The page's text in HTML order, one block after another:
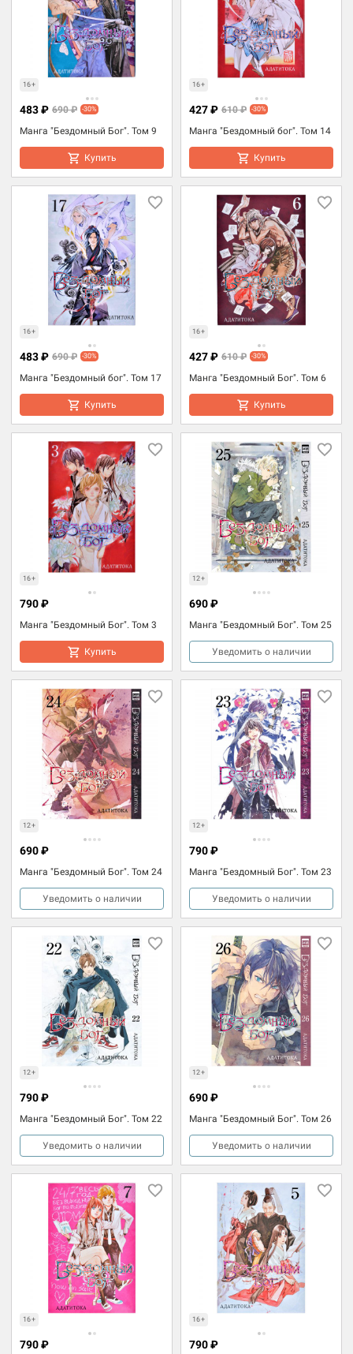
16+
Манга "Бездомный Бог". Том 9
483 ₽ 690 ₽ -30%
Купить
16+
Манга "Бездомный бог". Том 14
427 ₽ 610 ₽ -30%
Купить
16+
Манга "Бездомный бог". Том 17
483 ₽ 690 ₽ -30%
Купить
16+
Манга "Бездомный Бог". Том 6
427 ₽ 610 ₽ -30%
Купить
16+
Манга "Бездомный Бог". Том 3
790 ₽
Купить
12+
Манга "Бездомный Бог". Том 25
690 ₽
Уведомить о наличии
12+
Манга "Бездомный Бог". Том 24
690 ₽
Уведомить о наличии
12+
Манга "Бездомный Бог". Том 23
790 ₽
Уведомить о наличии
12+
Манга "Бездомный Бог". Том 22
790 ₽
Уведомить о наличии
12+
Манга "Бездомный Бог". Том 26
690 ₽
Уведомить о наличии
16+
790 ₽
16+
790 ₽